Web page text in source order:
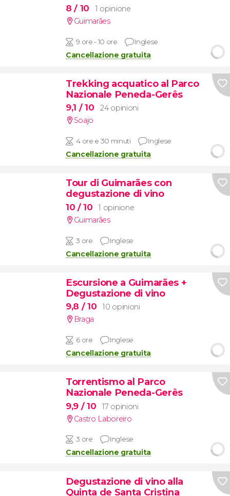
8/ 10
1 opinione
Guimarães
9 ore - 10 ore Inglese
Cancellazione gratuita
Trekking acquatico al Parco
Nazionale Peneda-Gerês
9,1 / 10
24 opinioni
Soajo
4 ore e 30 minuti Inglese
Cancellazione gratuita
Tour di Guimarães con
degustazione di vino
10 / 10
1 opinione
Guimarães
3 ore Inglese
Cancellazione gratuita
Escursione a Guimarães +
Degustazione di vino
9,8 / 10
10 opinioni
Braga
6 ore Inglese
Cancellazione gratuita
Torrentismo al Parco
Nazionale Peneda-Gerês
9,9 / 10
17 opinioni
Castro Laboreiro
3 ore Inglese
Cancellazione gratuita
Degustazione di vino alla
Quinta de Santa Cristina